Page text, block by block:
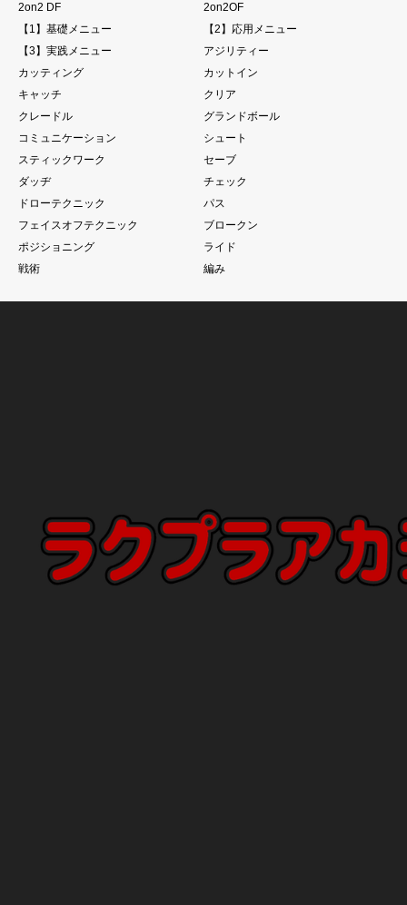
2on2 DF
2on2OF
【1】基礎メニュー
【2】応用メニュー
【3】実践メニュー
アジリティー
カッティング
カットイン
キャッチ
クリア
クレードル
グランドボール
コミュニケーション
シュート
スティックワーク
セーブ
ダッヂ
チェック
ドローテクニック
パス
フェイスオフテクニック
ブロークン
ポジショニング
ライド
戦術
編み